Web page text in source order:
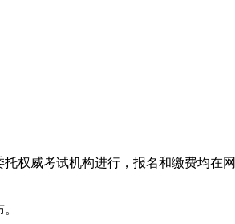
权威考试机构进行，报名和缴费均在